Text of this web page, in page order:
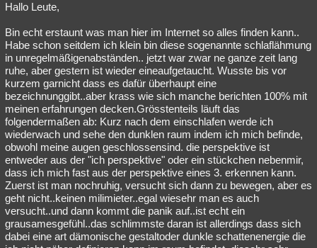
Hallo Leute,
Bin echt erstaunt was man hier im Internet so alles finden kann..
Habe schon seitdem ich klein bin diese sogenannte schlaflähmung
in unregelmäßigenabständen.. jetzt war zwar ne ganze zeit lang
ruhe, aber gestern ist wieder eineaufgetaucht. Wusste bis vor
kurzem garnicht dass es dafür überhaupt eine
bezeichnunggibt..aber krass wie sich manche berichten 100% mit
meinen erfahrungen decken.Grösstenteils läuft das
folgendermaßen ab: Kurz nach dem einschlafen werde ich
wiederwach und sehe den dunklen raum indem ich mich befinde,
obwohl meine augen geschlossensind. die perspektive ist
entweder aus der "ich perspektive" oder ein stückchen nebenmir,
dass ich mich fast aus der perspektive eines 3. erkennen kann.
Zuerst ist man nochruhig, versucht sich dann zu bewegen, aber es
geht nicht..keinen milimieter..egal wiesehr man es auch
versucht..und dann kommt die panik auf..ist echt ein
grausamesgefühl..das schlimmste daran ist allerdings dass sich
dabei eine art dämonische gestaltoder dunkle schattenenergie die